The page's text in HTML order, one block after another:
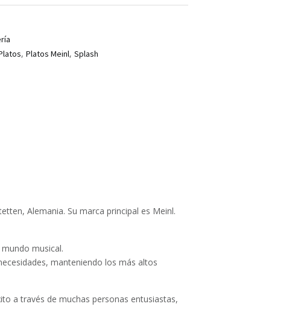
, Platos Meinl, Splash
Alemania. Su marca principal es Meinl.
musical.
manteniendo los más altos
a través de muchas personas entusiastas,